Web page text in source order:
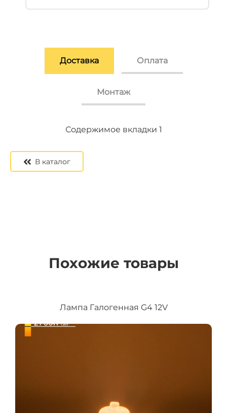
Доставка Оплата
Монтаж
Содержимое вкладки 1
Содержимое вкладки 2
Содержимое вкладки 3
В каталог
Похожие товары
Лампа Галогенная G4 12V